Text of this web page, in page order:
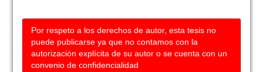
Por respeto a los derechos de autor, esta tesis no
puede publicarse ya que no contamos con la
autorización explícita de su autor o se cuenta con un
convenio de confidencialidad